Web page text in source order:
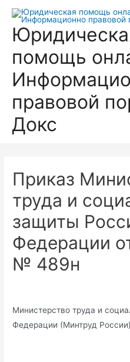
Перейти
содержимому
помощь
правовой
Докс
Приказ
труда и
защиты
Федерации
№ 489н
Министерство труда и
Федерации (Минтруд России)